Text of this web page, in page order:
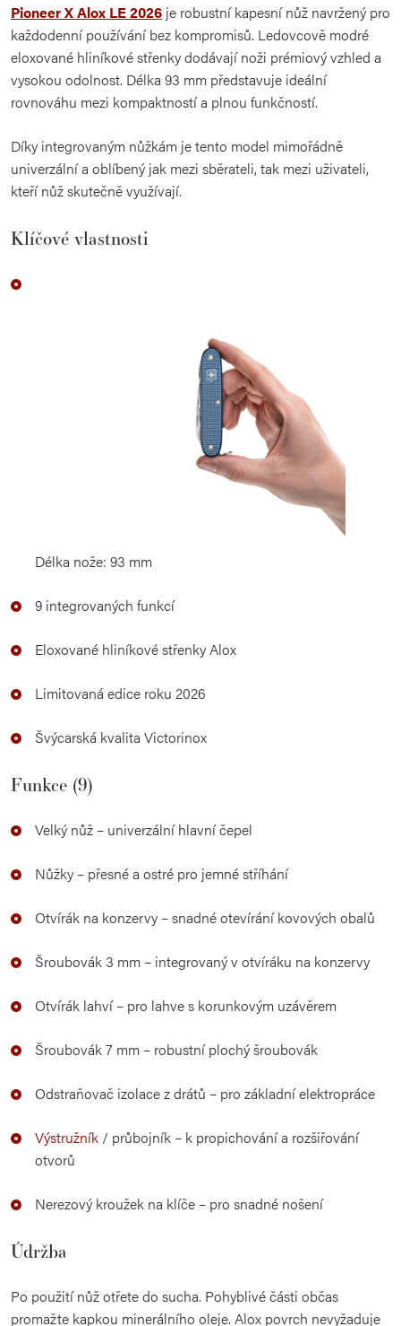
Pioneer X Alox LE 2026 je robustní kapesní nůž navržený pro
každodenní používání bez kompromisů. Ledovcově modré
eloxované hliníkové střenky dodávají noži prémiový vzhled a
vysokou odolnost. Délka 93 mm představuje ideální
rovnováhu mezi kompaktností a plnou funkčností.
Díky integrovaným nůžkám je tento model mimořádně
univerzální a oblíbený jak mezi sběrateli, tak mezi uživateli,
kteří nůž skutečně využívají.
Klíčové vlastnosti
Délka nože: 93 mm
9 integrovaných funkcí
Eloxované hliníkové střenky Alox
Limitovaná edice roku 2026
Švýcarská kvalita Victorinox
Funkce (9)
Velký nůž – univerzální hlavní čepel
Nůžky – přesné a ostré pro jemné stříhání
Otvírák na konzervy – snadné otevírání kovových obalů
Šroubovák 3 mm – integrovaný v otvíráku na konzervy
Otvírák lahví – pro lahve s korunkovým uzávěrem
Šroubovák 7 mm – robustní plochý šroubovák
Odstraňovač izolace z drátů – pro základní elektropráce
Výstružník / průbojník – k propichování a rozšiřování
otvorů
Nerezový kroužek na klíče – pro snadné nošení
Údržba
Po použití nůž otřete do sucha. Pohyblivé části občas
promažte kapkou minerálního oleje. Alox povrch nevyžaduje